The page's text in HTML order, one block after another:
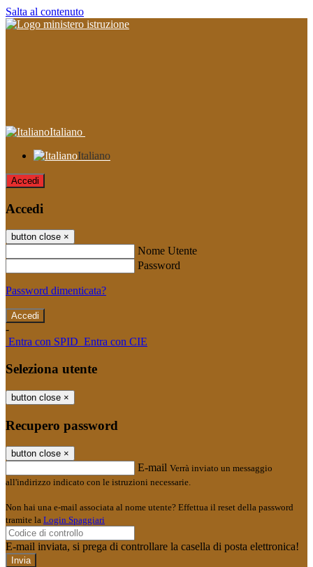
Salta al contenuto
Italiano
Italiano
Accedi
Accedi
button close ×
Nome Utente
Password
Password dimenticata?
-
Entra con SPID Entra con CIE
Seleziona utente
button close ×
Recupero password
button close ×
E-mail Verrà inviato un messaggio
all'indirizzo indicato con le istruzioni necessarie.
Non hai una e-mail associata al nome utente? Effettua il reset della password
tramite la Login Spaggiari
E-mail inviata, si prega di controllare la casella di posta elettronica!